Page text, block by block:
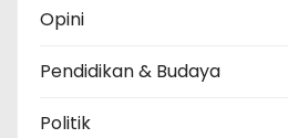
Opini
Pendidikan & Budaya
Politik